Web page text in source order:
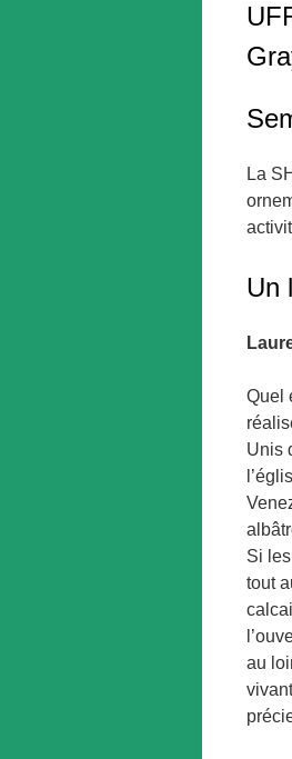
La
Un
Quel
Unis
Si
tout
au